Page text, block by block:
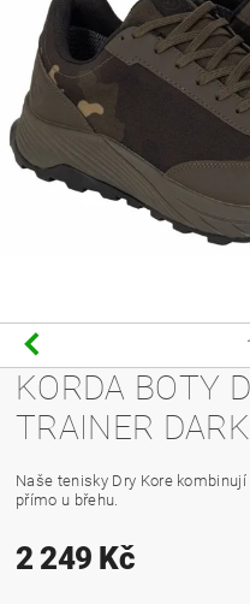
KORDA BOTY
TRAINER
Naše tenisky Dry Kore
přímo u břehu.
2 249 Kč